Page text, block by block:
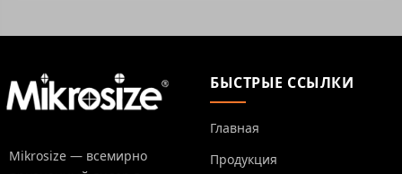
Mikrosize — всемирно
БЫСТРЫЕ ССЫЛКИ
Главная
Продукция